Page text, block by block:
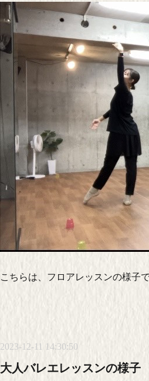
こちらは、フロアレッスンの様子で
2023-12-11 14:30:50
大人バレエレッスンの様子